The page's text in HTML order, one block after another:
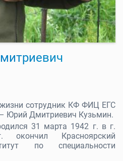
сотрудник КФ ФИЦ ЕГС
Юрий Дмитриевич Кузьмин.
31 марта 1942 г. в г.
Красноярский
по специальности